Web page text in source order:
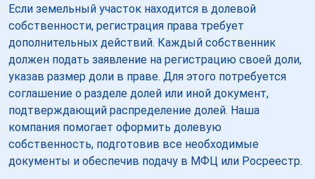
Если земельный участок находится в долевой
собственности, регистрация права требует
дополнительных действий. Каждый собственник
должен подать заявление на регистрацию своей доли,
указав размер доли в праве. Для этого потребуется
соглашение о разделе долей или иной документ,
подтверждающий распределение долей. Наша
компания помогает оформить долевую
собственность, подготовив все необходимые
документы и обеспечив подачу в МФЦ или Росреестр.